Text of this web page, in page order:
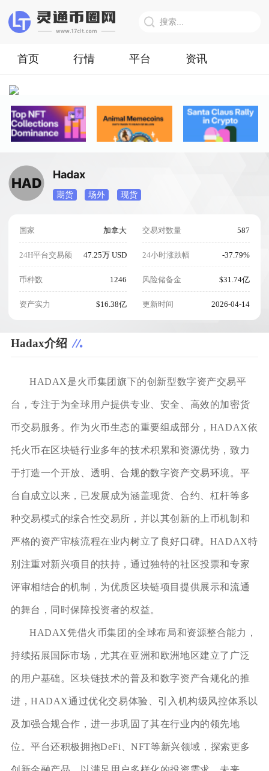
首页 行情 平台 资讯
Hadax
期货 场外 现货
国家 加拿大
24H平台交易额 47.25万 USD
币种数 1246
资产实力 $16.38亿
交易对数量 587
24小时涨跌幅 -37.79%
风险储备金 $31.74亿
更新时间 2026-04-14
Hadax介绍
HADAX是火币集团旗下的创新型数字资产交易平
台，专注于为全球用户提供专业、安全、高效的加密货
币交易服务。作为火币生态的重要组成部分，HADAX依
托火币在区块链行业多年的技术积累和资源优势，致力
于打造一个开放、透明、合规的数字资产交易环境。平
台自成立以来，已发展成为涵盖现货、合约、杠杆等多
种交易模式的综合性交易所，并以其创新的上币机制和
严格的资产审核流程在业内树立了良好口碑。HADAX特
别注重对新兴项目的扶持，通过独特的社区投票和专家
评审相结合的机制，为优质区块链项目提供展示和流通
的舞台，同时保障投资者的权益。
HADAX凭借火币集团的全球布局和资源整合能力，
持续拓展国际市场，尤其在亚洲和欧洲地区建立了广泛
的用户基础。区块链技术的普及和数字资产合规化的推
进，HADAX通过优化交易体验、引入机构级风控体系以
及加强合规合作，进一步巩固了其在行业内的领先地
位。平台还积极拥抱DeFi、NFT等新兴领域，探索更多